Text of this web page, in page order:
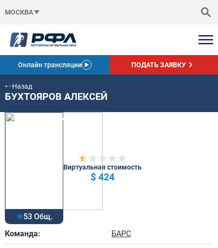
МОСКВА
Онлайн трансляции ПОДАТЬ ЗАЯВКУ
Назад
БУХТОЯРОВ АЛЕКСЕЙ
53 Общ.
Виртуальная стоимость
$ 424
Команда: БАРС